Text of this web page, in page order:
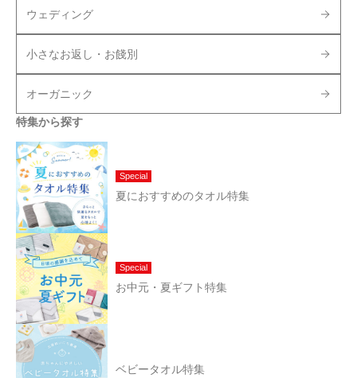
ウェディング
小さなお返し・お餞別
オーガニック
特集から探す
Special
夏におすすめのタオル特集
Special
お中元・夏ギフト特集
ベビータオル特集